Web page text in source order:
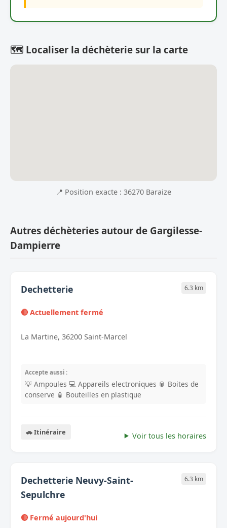
🗺️ Localiser la déchèterie sur la carte
📍 Position exacte : 36270 Baraize
Autres déchèteries autour de Gargilesse-
Dampierre
Dechetterie 6.3 km
🔴 Actuellement fermé
La Martine, 36200 Saint-Marcel
Accepte aussi :
💡 Ampoules 💻 Appareils electroniques 🥫 Boites de
conserve 🧴 Bouteilles en plastique
🚗 Itinéraire Voir tous les horaires
Dechetterie Neuvy-Saint-
Sepulchre
6.3 km
🔴 Fermé aujourd'hui